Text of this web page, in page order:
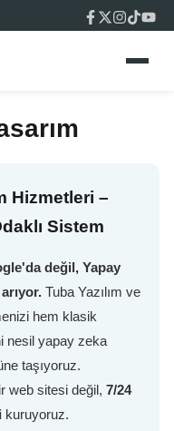
Hizmetleri –
Sistem
değil, Yapay
Tuba Yazılım ve
hem klasik
nesil yapay zeka
taşıyoruz.
web sitesi değil, 7/24
kuruyoruz.